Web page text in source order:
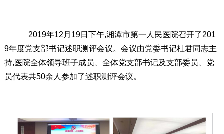
2019年12月19日下午,湘潭市第一人民医院召开了201
9年度党支部书记述职测评会议。会议由党委书记杜君同志主
持,医院全体领导班子成员、全体党支部书记及支部委员、党
员代表共50余人参加了述职测评会议。